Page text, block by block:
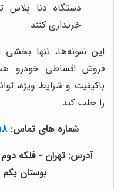
دستگاه دنا پلاس
خریداری کنند.
این نمونه‌ها، تنها
فروش اقساطی خودرو
باکیفیت و شرایط ویژه،
را جلب کند.
شماره های تماس:
آدرس: تهران - فلکه دوم
بوستان یکم - پلاک 6